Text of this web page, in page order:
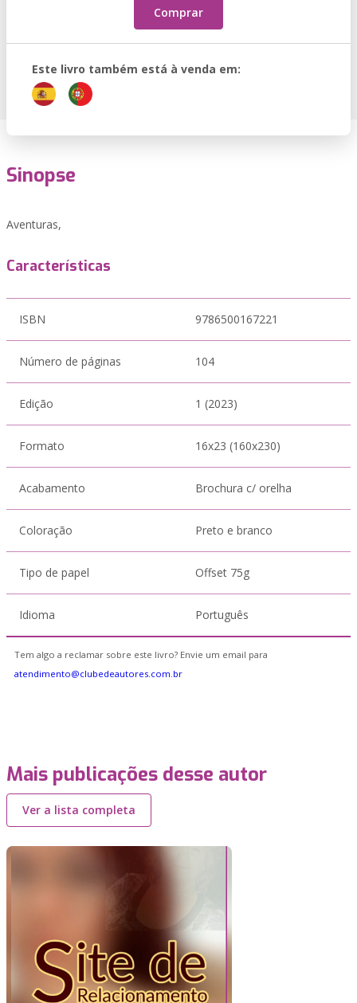
Comprar
Este livro também está à venda em:
Sinopse
Aventuras,
Características
ISBN 9786500167221
Número de páginas 104
Edição 1 (2023)
Formato 16x23 (160x230)
Acabamento Brochura c/ orelha
Coloração Preto e branco
Tipo de papel Offset 75g
Idioma Português
Tem algo a reclamar sobre este livro? Envie um email para
atendimento@clubedeautores.com.br
Mais publicações desse autor
Ver a lista completa